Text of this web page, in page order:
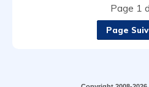
Page 1
Page